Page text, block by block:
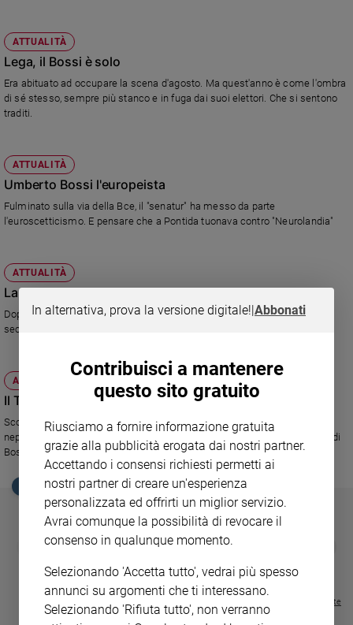
Santi
Devozione
e
fede
Parola
Santo
del
Società
Ambiente
e
Creato
Volontariato
Aziende
di
della
settimana
Migranti
Diversità
inclusione
Cultura
ATTUALITÀ
Lega, il Bossi è solo
Era abituato ad occupare la scena d'agosto. Ma quest'anno è come l'ombra
di sé stesso, sempre più stanco e in fuga dai suoi elettori. Che si sentono
traditi.
ATTUALITÀ
Umberto Bossi l'europeista
Fulminato sulla via della Bce, il "senatur" ha messo da parte
l'euroscetticismo. E pensare che a Pontida tuonava contro "Neurolandia"
ATTUALITÀ
La Lega sull'orlo del baratro
Dopo Pontida il Carroccio cerca il rilancio: il popolo padano chiede la
secessione ma il suo leader Umberto Bossi è un guerriero stanco
ATTUALITÀ
Il Trota, un uomo solo al comando
Scopriamo oggi che la Lega scherzava: si è sempre battuta contro il
nepotismo, spazio a meritevoli e non raccomandati. E invece per il figlio di
Bossi due tappe a velocità supersonica.
EDICOLA SAN PAOLO
GBABY
FAMIGLIA CRISTIANA
Visualizza tutte le riviste
In alternativa, prova la versione digitale!|Abbonati
Contribuisci a mantenere
questo sito gratuito
Riusciamo a fornire informazione gratuita
grazie alla pubblicità erogata dai nostri partner.
Accettando i consensi richiesti permetti ai
nostri partner di creare un'esperienza
personalizzata ed offrirti un miglior servizio.
Avrai comunque la possibilità di revocare il
consenso in qualunque momento.
Selezionando 'Accetta tutto', vedrai più spesso
annunci su argomenti che ti interessano.
Selezionando 'Rifiuta tutto', non verranno